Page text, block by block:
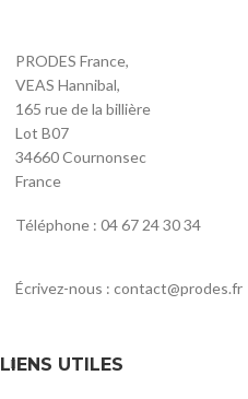
PRODES France,
VEAS Hannibal,
165 rue de la billière
Lot B07
34660 Cournonsec
France
Téléphone : 04 67 24 30 34
Écrivez-nous : contact@prodes.fr
LIENS UTILES